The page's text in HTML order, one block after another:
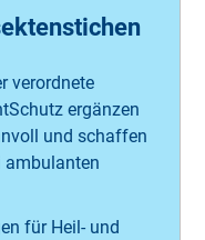
verordnete
ergänzen
und schaffen
ambulanten
für Heil- und